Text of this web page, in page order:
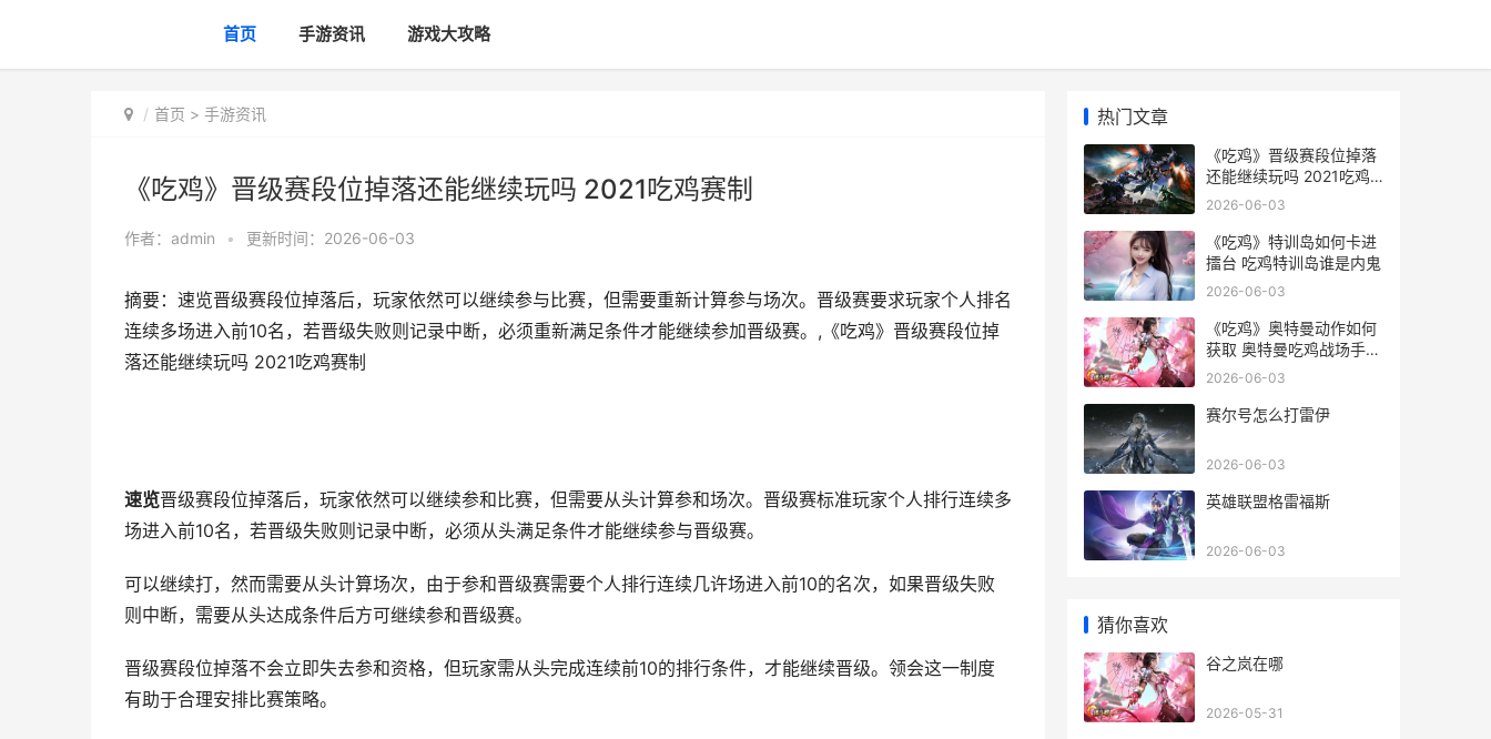
首页 手游资讯 游戏大攻略
首页 > 手游资讯
《吃鸡》晋级赛段位掉落还能继续玩吗 2021吃鸡赛制
作者： admin • 更新时间：2026-06-03
摘要：速览晋级赛段位掉落后，玩家依然可以继续参与比赛，但需要重新计算参与场次。晋级赛要求玩家个人排名
连续多场进入前10名，若晋级失败则记录中断，必须重新满足条件才能继续参加晋级赛。,《吃鸡》晋级赛段位掉
落还能继续玩吗 2021吃鸡赛制
速览晋级赛段位掉落后，玩家依然可以继续参和比赛，但需要从头计算参和场次。晋级赛标准玩家个人排行连续多
场进入前10名，若晋级失败则记录中断，必须从头满足条件才能继续参与晋级赛。
可以继续打，然而需要从头计算场次，由于参和晋级赛需要个人排行连续几许场进入前10的名次，如果晋级失败
则中断，需要从头达成条件后方可继续参和晋级赛。
晋级赛段位掉落不会立即失去参和资格，但玩家需从头完成连续前10的排行条件，才能继续晋级。领会这一制度
有助于合理安排比赛策略。
热门文章
《吃鸡》晋级赛段位掉落
还能继续玩吗 2021吃鸡
赛制
2026-06-03
《吃鸡》特训岛如何卡进
擂台 吃鸡特训岛谁是内鬼
2026-06-03
《吃鸡》奥特曼动作如何
获取 奥特曼吃鸡战场手机
版下载
2026-06-03
赛尔号怎么打雷伊
2026-06-03
英雄联盟格雷福斯
2026-06-03
猜你喜欢
谷之岚在哪
2026-05-31